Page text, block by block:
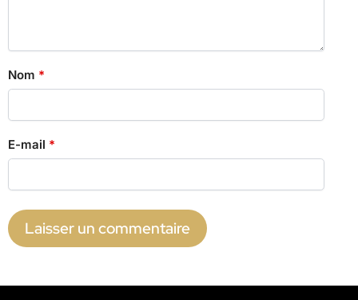
Nom *
E-mail *